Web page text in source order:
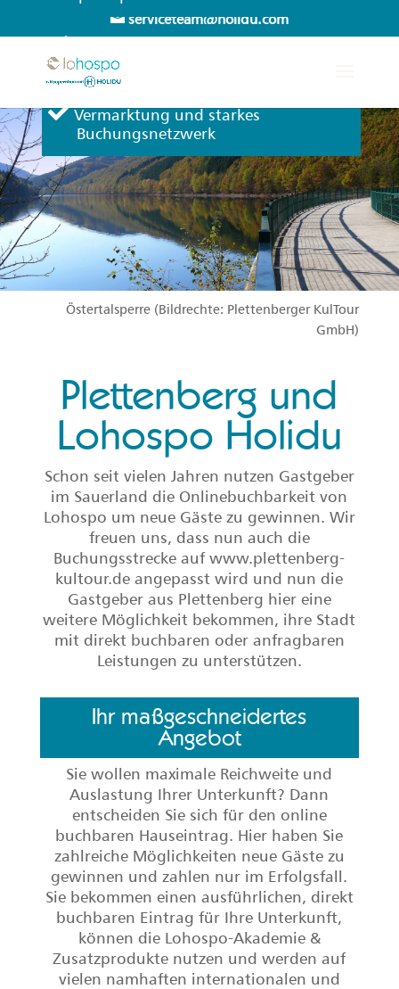
serviceteam@holidu.com
Erreichbarkeit Mo-Sa
Vermarktung und starkes
Buchungsnetzwerk
Östertalsperre (Bildrechte: Plettenberger KulTour
GmbH)
Plettenberg und
Lohospo Holidu
Schon seit vielen Jahren nutzen Gastgeber
im Sauerland die Onlinebuchbarkeit von
Lohospo um neue Gäste zu gewinnen. Wir
freuen uns, dass nun auch die
Buchungsstrecke auf www.plettenberg-
kultour.de angepasst wird und nun die
Gastgeber aus Plettenberg hier eine
weitere Möglichkeit bekommen, ihre Stadt
mit direkt buchbaren oder anfragbaren
Leistungen zu unterstützen.
Ihr maßgeschneidertes
Angebot
Sie wollen maximale Reichweite und
Auslastung Ihrer Unterkunft? Dann
entscheiden Sie sich für den online
buchbaren Hauseintrag. Hier haben Sie
zahlreiche Möglichkeiten neue Gäste zu
gewinnen und zahlen nur im Erfolgsfall.
Sie bekommen einen ausführlichen, direkt
buchbaren Eintrag für Ihre Unterkunft,
können die Lohospo-Akademie &
Zusatzprodukte nutzen und werden auf
vielen namhaften internationalen und